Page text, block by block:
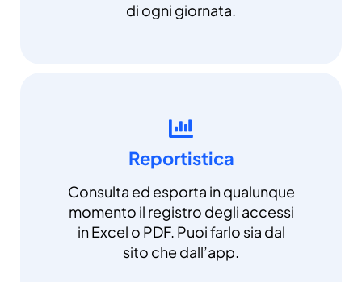
di ogni giornata.
Reportistica
Consulta ed esporta in qualunque
momento il registro degli accessi
in Excel o PDF. Puoi farlo sia dal
sito che dall’app.